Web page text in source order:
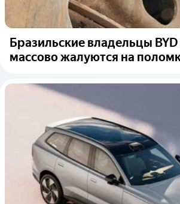
Бразильские владельцы
массово жалуются на